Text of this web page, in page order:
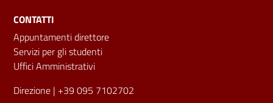
CONTATTI
Appuntamenti direttore
Servizi per gli studenti
Uffici Amministrativi
Direzione | +39 095 7102702